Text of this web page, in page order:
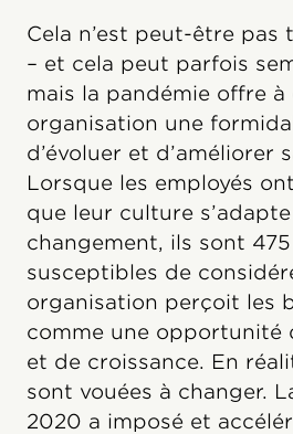
Cela n’est peut-être pas
– et cela peut parfois
mais la pandémie offre à
organisation une
d’évoluer et d’améliorer
Lorsque les employés
que leur culture
changement, ils sont
susceptibles de
organisation perçoit les
comme une opportunité
et de croissance. En
sont vouées à changer.
2020 a imposé et